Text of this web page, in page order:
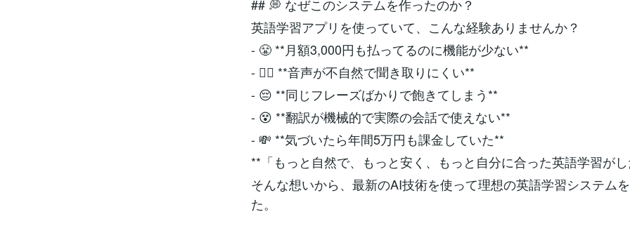
## 💭 なぜこのシステムを作ったのか？
英語学習アプリを使っていて、こんな経験ありませんか？
- 😤 **月額3,000円も払ってるのに機能が少ない**
- 😮‍💨 **音声が不自然で聞き取りにくい**
- 😔 **同じフレーズばかりで飽きてしまう**
- 😵 **翻訳が機械的で実際の会話で使えない**
- 💸 **気づいたら年間5万円も課金していた**
**「もっと自然で、もっと安く、もっと自分に合った英語学習が
そんな想いから、最新のAI技術を使って理想の英語学習システム
た。